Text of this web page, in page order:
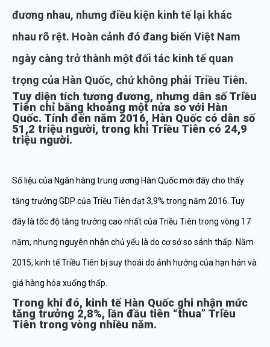
đương nhau, nhưng điều kiện kinh tế lại khác
nhau rõ rệt. Hoàn cảnh đó đang biến Việt Nam
ngày càng trở thành một đối tác kinh tế quan
trọng của Hàn Quốc, chứ không phải Triều Tiên.
Tuy diện tích tương đương, nhưng dân số Triều
Tiên chỉ bằng khoảng một nửa so với Hàn
Quốc. Tính đến năm 2016, Hàn Quốc có dân số
51,2 triệu người, trong khi Triều Tiên có 24,9
triệu người.
Số liệu của Ngân hàng trung ương Hàn Quốc mới đây cho thấy
tăng trưởng GDP của Triều Tiên đạt 3,9% trong năm 2016. Tuy
đây là tốc độ tăng trưởng cao nhất của Triều Tiên trong vòng 17
năm, nhưng nguyên nhân chủ yếu là do cơ sở so sánh thấp. Năm
2015, kinh tế Triều Tiên bị suy thoái do ảnh hưởng của hạn hán và
giá hàng hóa xuống thấp.
Trong khi đó, kinh tế Hàn Quốc ghi nhận mức
tăng trưởng 2,8%, lần đầu tiên “thua” Triều
Tiên trong vòng nhiều năm.